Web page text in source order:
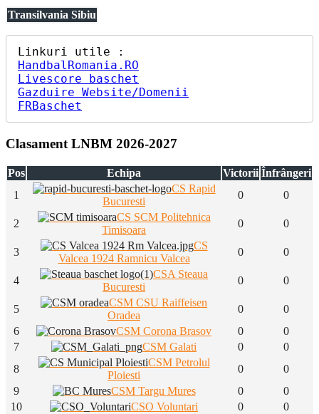
Transilvania Sibiu
HandbalRomania.RO
Livescore baschet
Gazduire Website/Domenii
FRBaschet
Clasament LNBM 2026-2027
Pos Echipa Victorii Înfrângeri
1
CS Rapid
Bucuresti
0 0
2
CS SCM Politehnica
Timisoara
0 0
3
CS
Valcea 1924 Ramnicu Valcea
0 0
4
CSA Steaua
Bucuresti
0 0
5
CSM CSU Raiffeisen
Oradea
0
0
6
CSM Corona Brasov 0
0
7
CSM Galati 0
0
8
CSM Petrolul
Ploiesti
0
0
9
CSM Targu Mures 0
0
10
CSO Voluntari 0
0